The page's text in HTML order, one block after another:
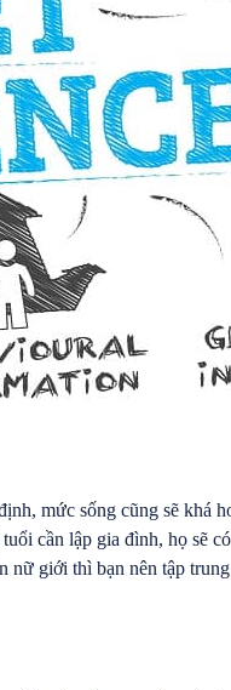
mức sống cũng sẽ khá
cần lập gia đình, họ sẽ
giới thì bạn nên tập